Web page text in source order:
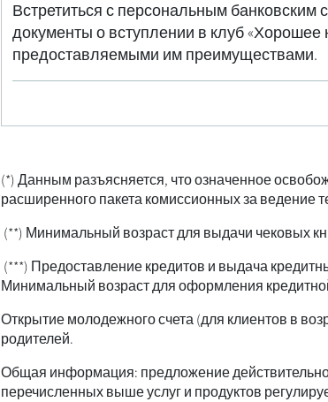
Встретиться с персональным банковским
документы о вступлении в клуб «Хорошее
предоставляемыми им преимуществами.
(*) Данным разъясняется, что означенное
расширенного пакета комиссионных за ведение
(**) Минимальный возраст для выдачи чековых
(***) Предоставление кредитов и выдача
Минимальный возраст для оформления
Открытие молодежного счета (для клиентов в
родителей.
Общая информация: предложение
перечисленных выше услуг и продуктов